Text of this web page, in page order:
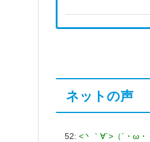
ネットの声
52: <丶｀∀´>（´・ω